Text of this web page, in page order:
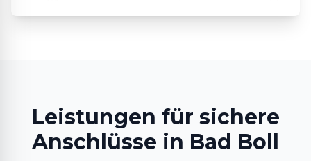
Leistungen für sichere
Anschlüsse in Bad Boll